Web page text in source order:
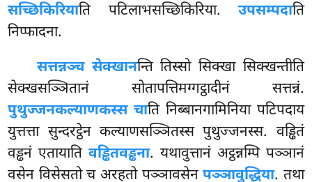
सच्छिकिरियाति पटिलाभसच्छिकिरिया. उपसम्पदाति
निप्फादना.
सत्तन्नञ्च सेक्खानन्ति तिस्सो सिक्खा सिक्खन्तीति
सेक्खसञ्ञितानं सोतापत्तिमग्गट्ठादीनं सत्तन्नं.
पुथुज्जनकल्याणकस्स चाति निब्बानगामिनिया पटिपदाय
युत्तत्ता सुन्दरट्ठेन कल्याणसञ्ञितस्स पुथुज्जनस्स. वड्ढितं
वड्ढनं एतायातिवड्ढितवड्ढना. यथावुत्तानं अट्ठन्नम्पि पञ्ञानं
वसेन विसेसतो च अरहतो पञ्ञावसेनपञ्ञावुद्धिया. तथा